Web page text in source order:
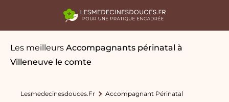
Les meilleurs Accompagnants périnatal à
Villeneuve le comte
Lesmedecinesdouces.fr
Accompagnant Périnatal